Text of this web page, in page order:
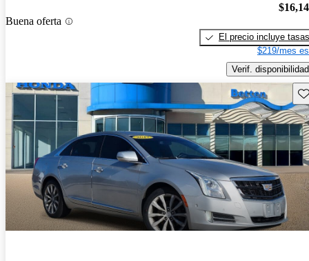
Buena oferta
El precio incluye tasas
$219/mes
Verif. disponibilidad